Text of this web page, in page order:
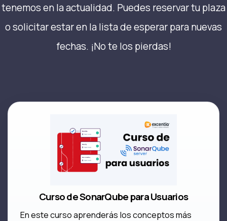
tenemos en la actualidad. Puedes reservar tu plaza
o solicitar estar en la lista de esperar para nuevas
fechas. ¡No te los pierdas!
Curso de SonarQube para Usuarios
En este curso aprenderás los conceptos más